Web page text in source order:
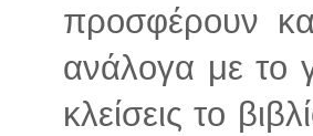
προσφέρουν
ανάλογα με το
κλείσεις το